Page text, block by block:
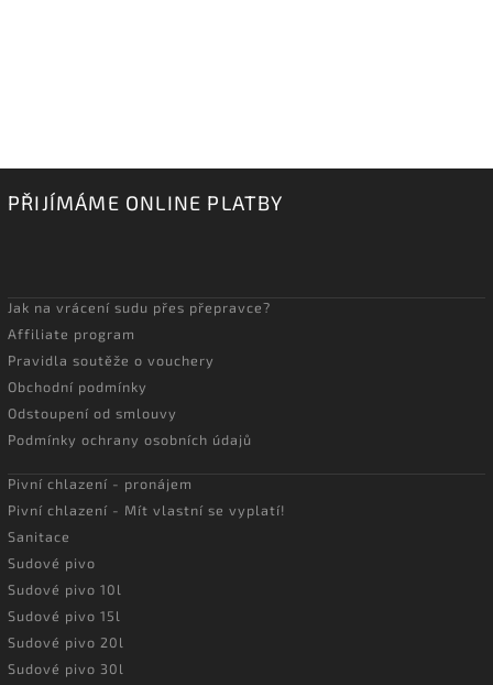
PŘIJÍMÁME ONLINE PLATBY
Jak na vrácení sudu přes přepravce?
Affiliate program
Pravidla soutěže o vouchery
Obchodní podmínky
Odstoupení od smlouvy
Podmínky ochrany osobních údajů
Pivní chlazení - pronájem
Pivní chlazení - Mít vlastní se vyplatí!
Sanitace
Sudové pivo
Sudové pivo 10l
Sudové pivo 15l
Sudové pivo 20l
Sudové pivo 30l